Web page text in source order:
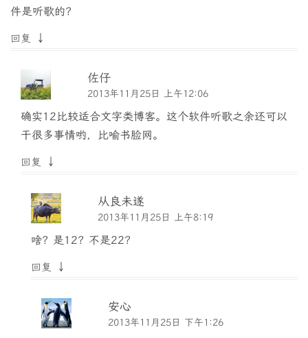
件是听歌的？
回复 ↓
佐仔
2013年11月25日 上午12:06
确实12比较适合文字类博客。这个软件听歌之余还可以
干很多事情哟，比喻书脸网。
回复 ↓
从良未遂
2013年11月25日 上午8:19
啥？是12？不是22？
回复 ↓
安心
2013年11月25日 下午1:26